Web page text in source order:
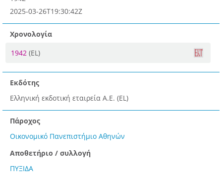
2025-03-26T19:30:42Z
Χρονολογία
1942 (EL)
Εκδότης
Ελληνική εκδοτική εταιρεία Α.Ε. (EL)
Πάροχος
Οικονομικό Πανεπιστήμιο Αθηνών
Αποθετήριο / συλλογή
ΠΥΞΙΔΑ